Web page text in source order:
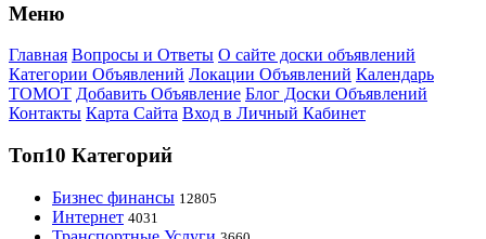
Меню
Главная Вопросы и Ответы О сайте доски объявлений
Категории Объявлений Локации Объявлений Календарь
ТОМОТ Добавить Объявление Блог Доски Объявлений
Контакты Карта Сайта Вход в Личный Кабинет
Топ10 Категорий
Бизнес финансы 12805
Интернет 4031